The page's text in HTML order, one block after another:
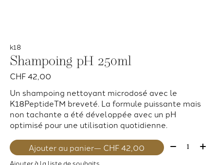
k18
Shampoing pH 250ml
CHF 42,00
Un shampoing nettoyant microdosé avec le
K18PeptideTM breveté. La formule puissante mais
non tachante a été développée avec un pH
optimisé pour une utilisation quotidienne.
Ajouter au panier — CHF 42,00 Quantité:
Ajouter à la liste de souhaits